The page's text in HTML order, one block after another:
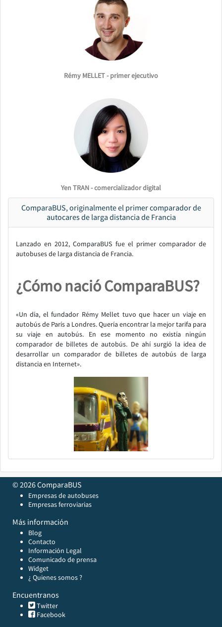
Rémy MELLET - primer ejecutivo
Yen TRAN - comercializador digital
ComparaBUS, originalmente el primer comparador de
autocares de larga distancia de Francia
Lanzado en 2012, ComparaBUS fue el primer comparador de
autobuses de larga distancia de Francia.
¿Cómo nació ComparaBUS?
«Un día, el fundador Rémy Mellet tuvo que hacer un viaje en
autobús de París a Londres. Quería encontrar la mejor tarifa para
su viaje en autobús. En ese momento no existía ningún
comparador de billetes de autobús. De ahí surgió la idea de
desarrollar un comparador de billetes de autobús de larga
distancia en Internet».
© 2026 ComparaBUS
Empresas de autobuses
Empresas ferroviarias
Más información
Blog
Contacto
Información Legal
Comunicado de prensa
Widget
¿ Quienes somos ?
Encuentranos
Twitter
Facebook